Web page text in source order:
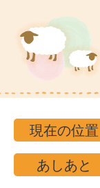
士
別
市
の
子
育
現在の位置
あしあと